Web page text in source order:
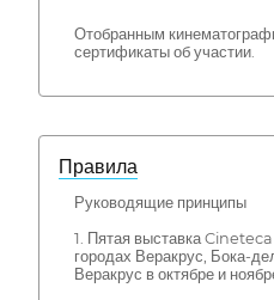
Отобранным
сертификаты об участии.
Правила
Руководящие принципы
1. Пятая выставка
городах Веракрус, Бока-
Веракрус в октябре и